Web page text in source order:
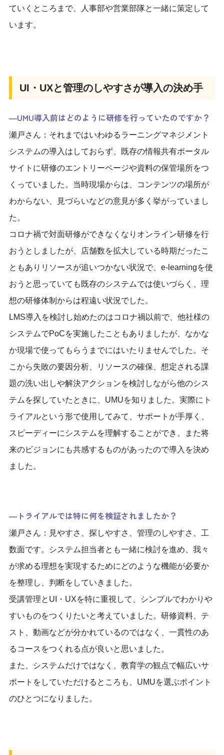
ていくところまで、人事部や営業部隊と一緒に策定して
います。
UI・UXと管理のしやすさが導入の決め手
―UMU導入前はどのように研修を行っていたのですか？
瀬戸さん：それまではいわゆるラーニングマネジメント
システムの導入はしておらず、既存の情報共有ポータル
サイトに研修のエントリーページや資料の保管場所をつ
くっていました。当時現場からは、コンテンツの場所が
わからない、見づらいなどの意見が多く挙がっていまし
た。
コロナ禍で対面研修ができなくなりオンライン研修を行
おうとしましたが、店舗数を拡大している時期だったこ
ともありリソースが追いつかない状況で、e-learningを使
おうと思っていても既存のシステムでは使いづらく、理
想の研修体制からは程遠い状況でした。
LMS導入を検討し始めたのはコロナ禍以前で、他社様の
システムでPoCを実施したこともありましたが、なかな
か現場で使ってもらうまでにはいたりませんでした。そ
こから失敗の要因分析、リソースの確保、想定される課
題の洗い出しや解決アクションを検討しながら他のシス
テムを探していたときに、UMUを知りました。実際にト
ライアルという形で使用してみて、サポートが手厚く、
スピーディーにシステムを理解することができ、また将
来のビジョンにも共感するものがあったので導入を決め
ました。
―トライアルでは特に何を検証されましたか？
瀬戸さん：見やすさ、探しやすさ、管理のしやすさ、工
数面です。システム担当者とも一緒に検討を進め、我々
が求める理想を実現するためにどのような機能が必要か
を整理し、判断をしていきました。
受講管理とUI・UXを特に重視して、シンプルでわかりや
すいものをつくりたいと考えていました。研修資料、テ
スト、動画などが分かれているのではなく、一貫性のあ
るコースをつくれる点が良いと思いました。
また、システムだけではなく、教育学の観点で幅広いサ
ポートをしていただけるところも、UMUを選ぶポイント
のひとつになりました。